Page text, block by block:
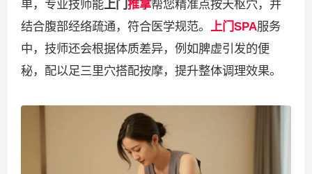
单，专业技师能上门推拿帮您精准点按天枢穴，并
结合腹部经络疏通，符合医学规范。 上门SPA服务
中，技师还会根据体质差异，例如脾虚引发的便
秘，配以足三里穴搭配按摩，提升整体调理效果。